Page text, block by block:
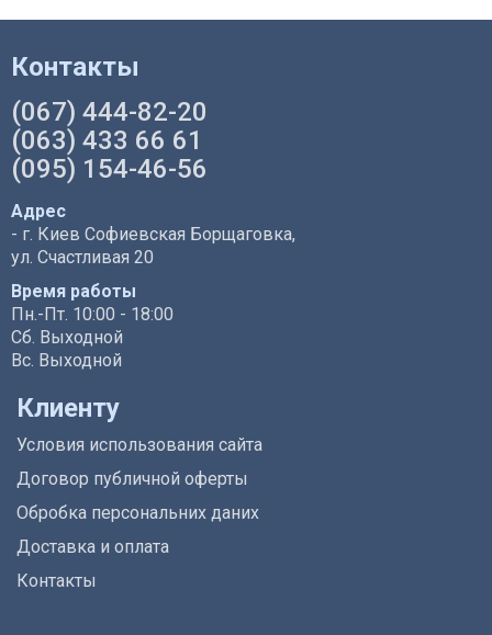
Контакты
(067) 444-82-20
(063) 433 66 61
(095) 154-46-56
Адрес
- г. Киев Софиевская Борщаговка,
ул. Счастливая 20
Время работы
Пн.-Пт. 10:00 - 18:00
Сб. Выходной
Вс. Выходной
Клиенту
Условия использования сайта
Договор публичной оферты
Обробка персональних даних
Доставка и оплата
Контакты